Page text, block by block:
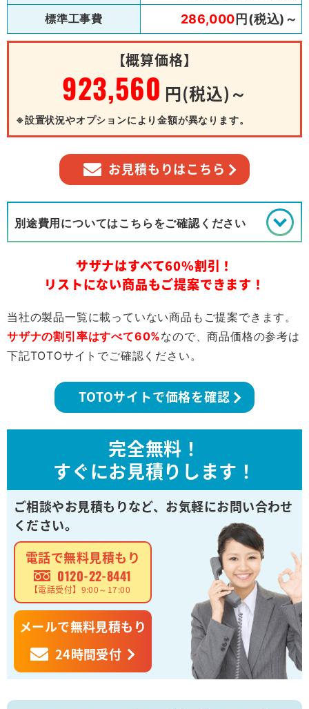
標準工事費 286,000 円(税込)～
【概算価格】
923,560 円(税込)～
※設置状況やオプションにより金額が異なります。
お見積もりはこちら
別途費用についてはこちらをご確認ください
サザナはすべて60%割引！
リストにない商品もご提案できます！
当社の製品一覧に載っていない商品もご提案できます。
サザナの割引率はすべて60%なので、商品価格の参考は
下記TOTOサイトでご確認ください。
TOTOサイトで価格を確認
完全無料！
すぐにお見積りします！
ご相談やお見積もりなど、 お気軽にお問い合わせ
ください。
電話で無料見積もり
0120-22-8441
【電話受付】9:00～17:00
メールで無料見積もり
24時間受付